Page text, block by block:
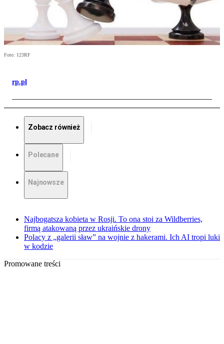
Foto: 123RF
rp.pl
Zobacz również
Polecane
Najnowsze
Najbogatsza kobieta w Rosji. To ona stoi za Wildberries,
firmą atakowaną przez ukraińskie drony
Polacy z „galerii sław” na wojnie z hakerami. Ich AI tropi luki
w kodzie
Promowane treści